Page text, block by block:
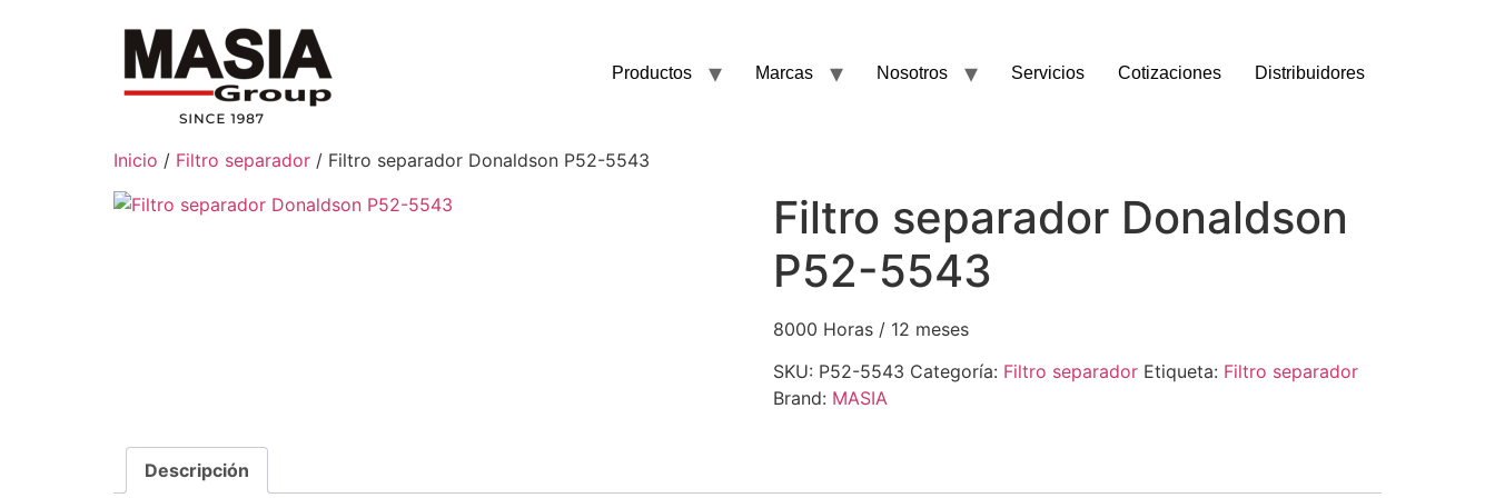
Productos Marcas Nosotros Servicios Cotizaciones Distribuidores
Inicio / Filtro separador / Filtro separador Donaldson P52-5543
Filtro separador Donaldson
P52-5543
8000 Horas / 12 meses
SKU: P52-5543 Categoría: Filtro separador Etiqueta: Filtro separador
Brand: MASIA
Descripción